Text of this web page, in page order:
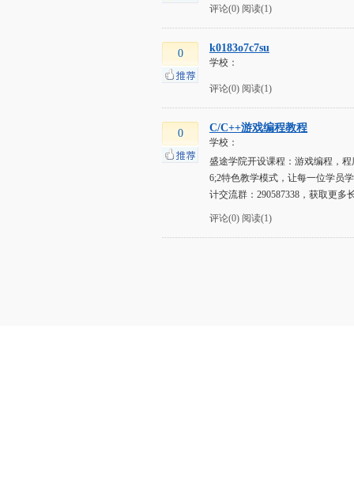
评论(0) 阅读(1)
0 k0183o7c7su
学校：
评论(0) 阅读(1)
0 C/C++游戏编程教程
学校：
盛途学院开设课程：游戏编程，
6;2特色教学模式，让每一位学员
计交流群：290587338，获取更多
评论(0) 阅读(1)